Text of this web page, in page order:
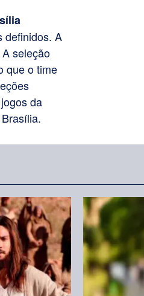
definidos. A
seleção
que o time
da